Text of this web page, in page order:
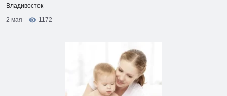
Владивосток
2 мая
1172